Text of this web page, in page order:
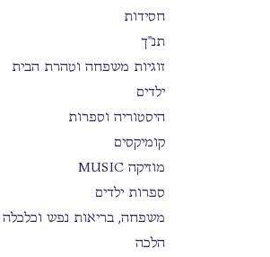
חסידות
תנ"ך
זוגיות משפחה וטהרת הבית
ילדים
היסטוריה וספרות
קומיקסים
מוזיקה MUSIC
ספרות ילדים
משפחה, בריאות נפש וכלכלה
הלכה